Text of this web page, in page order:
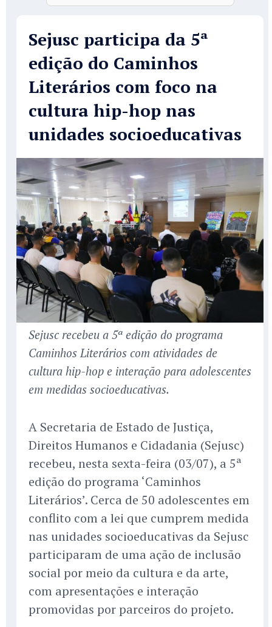
Sejusc participa da 5ª
edição do Caminhos
Literários com foco na
cultura hip-hop nas
unidades socioeducativas
Sejusc recebeu a 5ª edição do programa
Caminhos Literários com atividades de
cultura hip-hop e interação para adolescentes
em medidas socioeducativas.
A Secretaria de Estado de Justiça,
Direitos Humanos e Cidadania (Sejusc)
recebeu, nesta sexta-feira (03/07), a 5ª
edição do programa ‘Caminhos
Literários’. Cerca de 50 adolescentes em
conflito com a lei que cumprem medida
nas unidades socioeducativas da Sejusc
participaram de uma ação de inclusão
social por meio da cultura e da arte,
com apresentações e interação
promovidas por parceiros do projeto.